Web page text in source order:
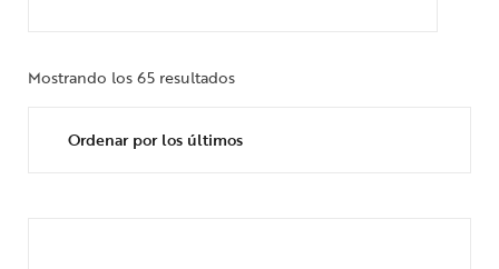
Mostrando los 65 resultados